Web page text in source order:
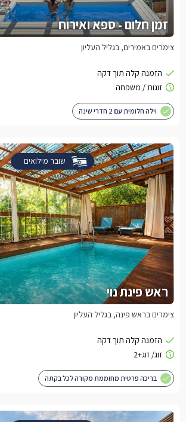
זמן חלום - ספא ואירוח
צימרים באמירים, בגליל העליון
וילה חלומית עם 2 חדרי שינה
שובר מילואים
ראש פינת נוי
צימרים בראש פינה, בגליל העליון
בריכה פרטית מחוממת מקורה לכל בקתה